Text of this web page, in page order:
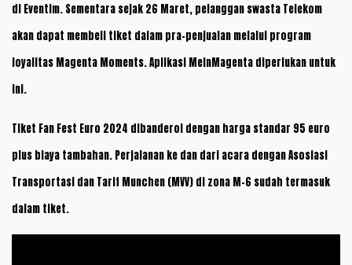
di Eventim. Sementara sejak 26 Maret, pelanggan swasta Telekom
akan dapat membeli tiket dalam pra-penjualan melalui program
loyalitas Magenta Moments. Aplikasi MeinMagenta diperlukan untuk
ini.
Tiket Fan Fest Euro 2024 dibanderol dengan harga standar 95 euro
plus biaya tambahan. Perjalanan ke dan dari acara dengan Asosiasi
Transportasi dan Tarif Munchen (MVV) di zona M-6 sudah termasuk
dalam tiket.